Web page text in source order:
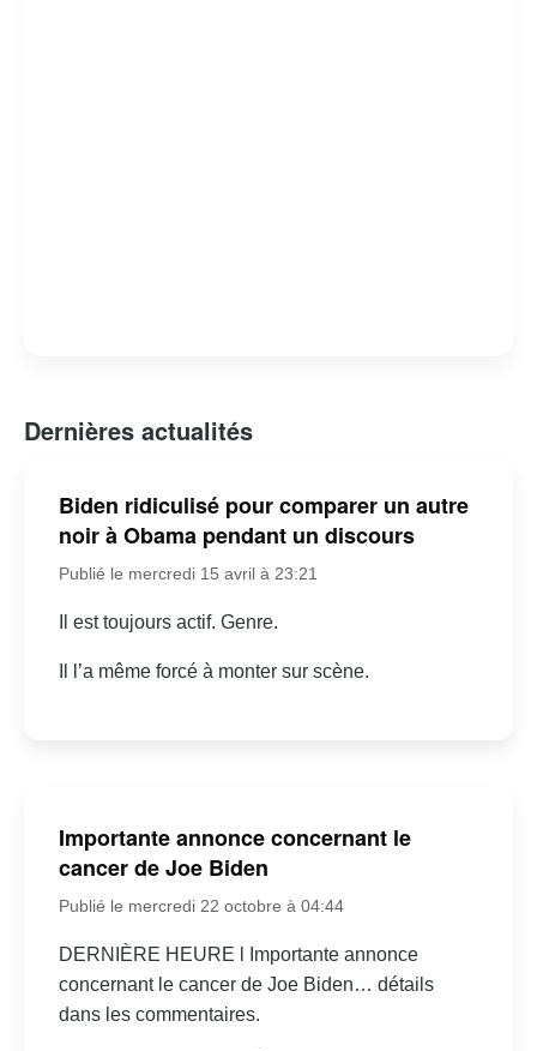
Dernières actualités
Biden ridiculisé pour comparer un autre
noir à Obama pendant un discours
Publié le mercredi 15 avril à 23:21
Il est toujours actif. Genre.
Il l’a même forcé à monter sur scène.
Importante annonce concernant le
cancer de Joe Biden
Publié le mercredi 22 octobre à 04:44
DERNIÈRE HEURE l Importante annonce
concernant le cancer de Joe Biden… détails
dans les commentaires.